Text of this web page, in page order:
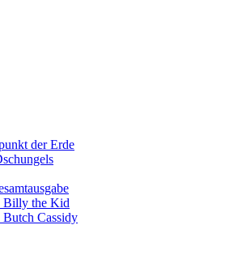
der Erde
Billy the Kid
Butch Cassidy